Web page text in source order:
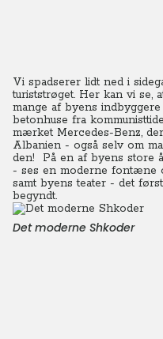
Vi spadserer lidt ned i
turiststrøget. Her kan vi se,
mange af byens
betonhuse fra
mærket Mercedes-Benz,
Albanien - også selv om
den!
På en af byens store
- ses en moderne fontæne
samt byens teater - det
begyndt.
Det moderne Shkoder